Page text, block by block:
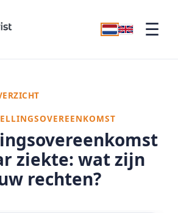
☰
ziekte: wat zijn
rechten?